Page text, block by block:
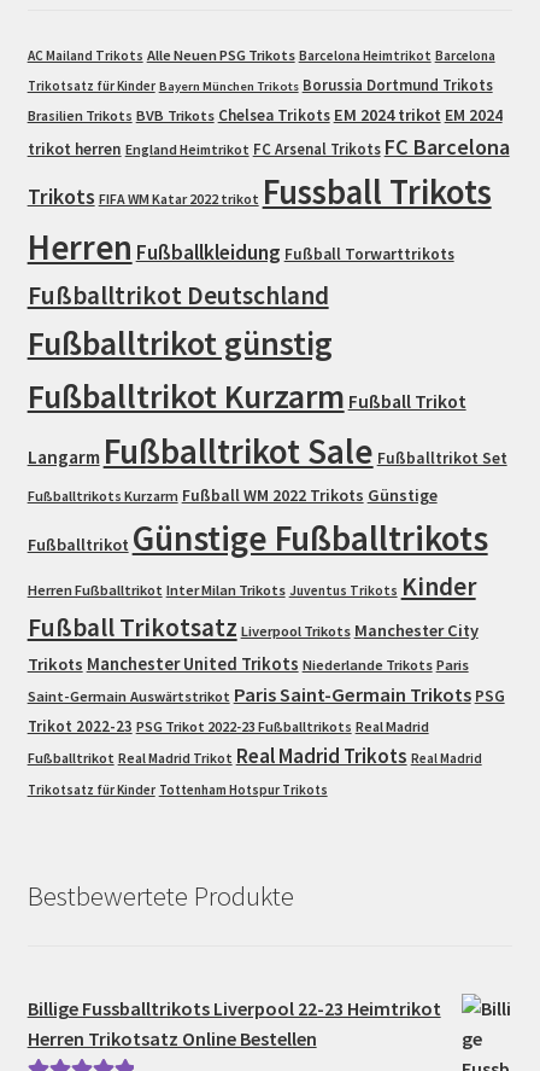
AC Mailand Trikots Alle Neuen PSG Trikots Barcelona Heimtrikot Barcelona
Trikotsatz für Kinder Bayern München Trikots Borussia Dortmund Trikots
Brasilien Trikots BVB Trikots Chelsea Trikots EM 2024 trikot EM 2024
trikot herren England Heimtrikot FC Arsenal Trikots FC Barcelona
Trikots FIFA WM Katar 2022 trikot Fussball Trikots
Herren Fußballkleidung Fußball Torwarttrikots
Fußballtrikot Deutschland
Fußballtrikot günstig
Fußballtrikot Kurzarm Fußball Trikot
Langarm Fußballtrikot Sale Fußballtrikot Set
Fußballtrikots Kurzarm Fußball WM 2022 Trikots Günstige
Fußballtrikot Günstige Fußballtrikots
Herren Fußballtrikot Inter Milan Trikots Juventus Trikots Kinder
Fußball Trikotsatz Liverpool Trikots Manchester City
Trikots Manchester United Trikots Niederlande Trikots Paris
Saint-Germain Auswärtstrikot Paris Saint-Germain Trikots PSG
Trikot 2022-23 PSG Trikot 2022-23 Fußballtrikots Real Madrid
Fußballtrikot Real Madrid Trikot Real Madrid Trikots Real Madrid
Trikotsatz für Kinder Tottenham Hotspur Trikots
Bestbewertete Produkte
Billige Fussballtrikots Liverpool 22-23 Heimtrikot
Herren Trikotsatz Online Bestellen